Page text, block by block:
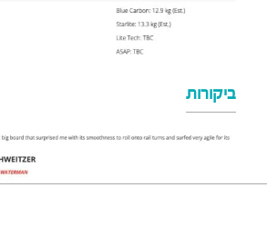
ביקורות